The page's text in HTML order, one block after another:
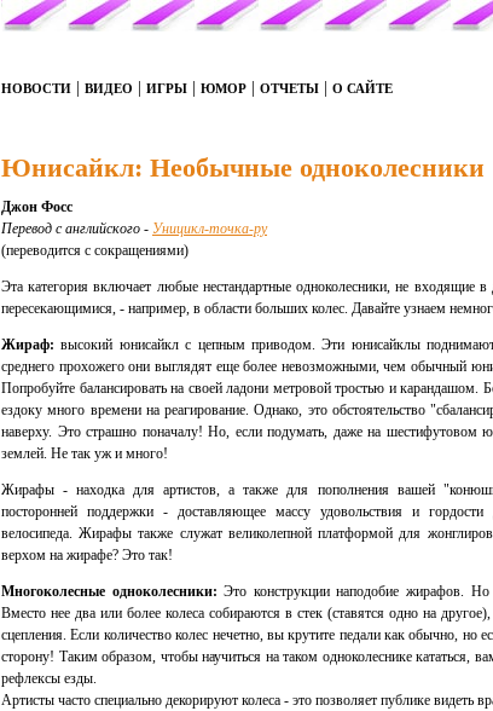
НОВОСТИ ВИДЕО ИГРЫ ЮМОР ОТЧЕТЫ О САЙТЕ
Юнисайкл: Необычные одноколесники
Джон Фосс
Перевод с английского - Уницикл-точка-ру
(переводится с сокращениями)
Эта категория включает любые нестандартные одноколесники, не входящие
пересекающимися, - например, в области больших колес. Давайте узнаем
Жираф: высокий юнисайкл с цепным приводом. Эти юнисайклы
среднего прохожего они выглядят еще более невозможными, чем обычный
Попробуйте балансировать на своей ладони метровой тростью и карандашом.
ездоку много времени на реагирование. Однако, это обстоятельство
наверху. Это страшно поначалу! Но, если подумать, даже на шестифутовом
землей. Не так уж и много!
Жирафы - находка для артистов, а также для пополнения вашей
посторонней поддержки - доставляющее массу удовольствия и гордости
велосипеда. Жирафы также служат великолепной платформой для
верхом на жирафе? Это так!
Многоколесные одноколесники: Это конструкции наподобие жирафов.
Вместо нее два или более колеса собираются в стек (ставятся одно на
сцепления. Если количество колес нечетно, вы крутите педали как обычно, но
сторону! Таким образом, чтобы научиться на таком одноколеснике кататься,
рефлексы езды.
Артисты часто специально декорируют колеса - это позволяет публике видеть